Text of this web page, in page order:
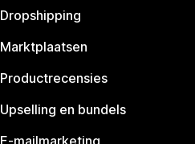
Dropshipping
Marktplaatsen
Productrecensies
Upselling en bundels